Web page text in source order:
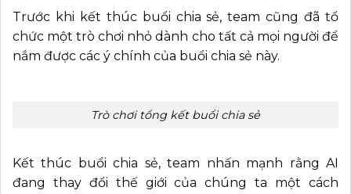
Trước khi kết thúc buổi chia sẻ, team cũng đã tổ
chức một trò chơi nhỏ dành cho tất cả mọi người để
nắm được các ý chính của buổi chia sẻ này.
Trò chơi tổng kết buổi chia sẻ
Kết thúc buổi chia sẻ, team nhấn mạnh rằng AI
đang thay đổi thế giới của chúng ta một cách